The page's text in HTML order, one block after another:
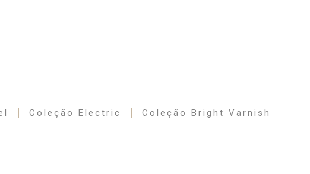
Coleção Electric Coleção Bright Varnish